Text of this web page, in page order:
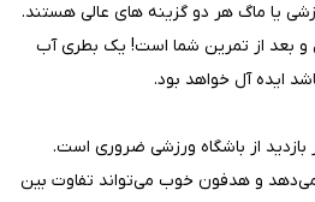
یا ماگ هر دو گزینه های عالی هستند.
و بعد از تمرین شما است! یک بطری آب
ایده آل خواهد بود.
از باشگاه ورزشی ضروری است.
و هدفون خوب می‌تواند تفاوت بین